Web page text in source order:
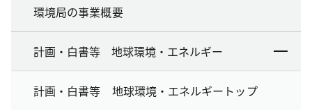
環境局の事業概要
計画・白書等 地球環境・エネルギー
計画・白書等 地球環境・エネルギートップ